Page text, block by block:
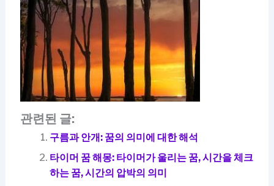
관련된 글:
구름과 안개: 꿈의 의미에 대한 해석
타이머 꿈 해몽: 타이머가 울리는 꿈, 시간을 체크
하는 꿈, 시간의 압박의 의미